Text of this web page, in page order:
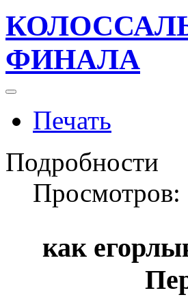
ФИНАЛА
Печать
Подробности
Просмотров:
как